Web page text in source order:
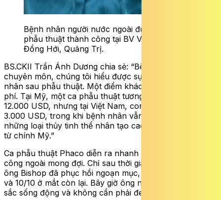
Bệnh nhân người nước ngoài được thực hiện
phẫu thuật thành công tại BV Việt Nam Cuba
Đồng Hới, Quảng Trị.
BS.CKII Trần Ánh Dương chia sẻ: “Bên cạnh yếu tố
chuyên môn, chúng tôi hiểu được sự kỳ vọng của bệnh
nhân sau phẫu thuật. Một điểm khác biệt rất lớn là chi
phí. Tại Mỹ, một ca phẫu thuật tương tự có giá hơn
12.000 USD, nhưng tại Việt Nam, con số này chưa đến
3.000 USD, trong khi bệnh nhân vẫn được sử dụng
những loại thủy tinh thể nhân tạo cao cấp nhất sản xuất
từ chính Mỹ.”
Ca phẫu thuật Phaco diễn ra nhanh chóng và thành
công ngoài mong đợi. Chỉ sau thời gian ngắn, thị lực của
ông Bishop đã phục hồi ngoạn mục, đạt 9/10 ở một mắt
và 10/10 ở mắt còn lại. Bây giờ ông nhìn rõ mọi thứ, màu
sắc sống động và không cần phải đeo kính.